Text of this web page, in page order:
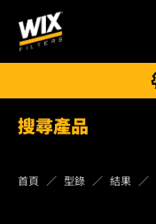
搜尋產品
首頁 型錄 結果